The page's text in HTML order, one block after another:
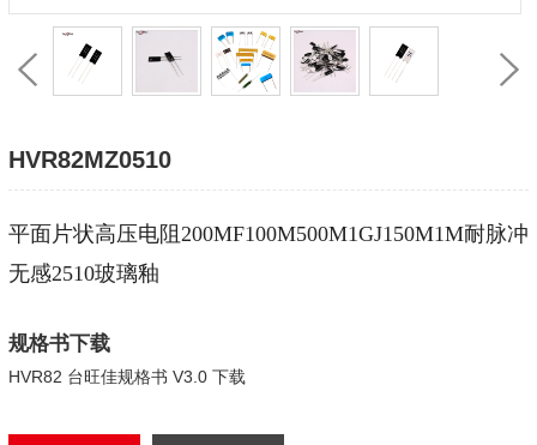
HVR82MZ0510
平面片状高压电阻200MF100M500M1GJ150M1M耐脉冲
无感2510玻璃釉
规格书下载
HVR82 台旺佳规格书 V3.0 下载